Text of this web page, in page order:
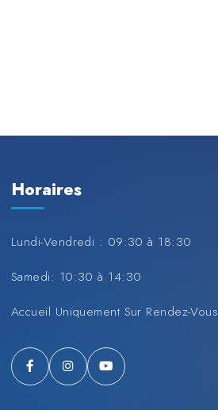
Horaires
Lundi-Vendredi : 09:30 à 18:30
Samedi: 10:30 à 14:30
Accueil Uniquement Sur Rendez-Vous